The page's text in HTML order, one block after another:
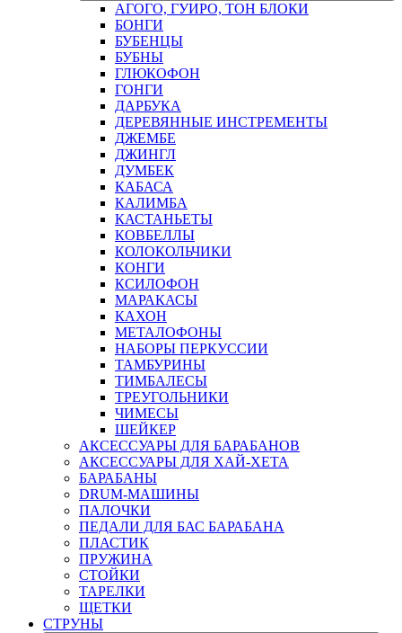
АГОГО, ГУИРО, ТОН БЛОКИ
БОНГИ
БУБЕНЦЫ
БУБНЫ
ГЛЮКОФОН
ГОНГИ
ДАРБУКА
ДЕРЕВЯННЫЕ ИНСТРЕМЕНТЫ
ДЖЕМБЕ
ДЖИНГЛ
ДУМБЕК
КАБАСА
КАЛИМБА
КАСТАНЬЕТЫ
КОВБЕЛЛЫ
КОЛОКОЛЬЧИКИ
КОНГИ
КСИЛОФОН
МАРАКАСЫ
КАХОН
МЕТАЛОФОНЫ
НАБОРЫ ПЕРКУССИИ
ТАМБУРИНЫ
ТИМБАЛЕСЫ
ТРЕУГОЛЬНИКИ
ЧИМЕСЫ
ШЕЙКЕР
АКСЕССУАРЫ ДЛЯ БАРАБАНОВ
АКСЕССУАРЫ ДЛЯ ХАЙ-ХЕТА
БАРАБАНЫ
DRUM-МАШИНЫ
ПАЛОЧКИ
ПЕДАЛИ ДЛЯ БАС БАРАБАНА
ПЛАСТИК
ПРУЖИНА
СТОЙКИ
ТАРЕЛКИ
ЩЕТКИ
СТРУНЫ